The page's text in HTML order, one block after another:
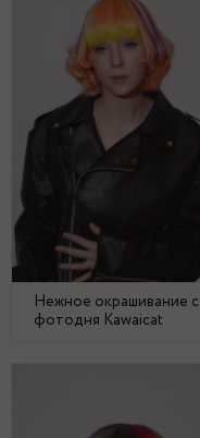
Нежное окрашивание с
фотодня Kawaicat